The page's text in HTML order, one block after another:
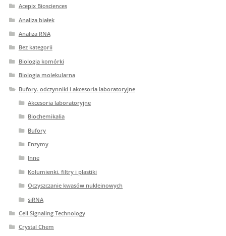
Acepix Biosciences
Analiza białek
Analiza RNA
Bez kategorii
Biologia komórki
Biologia molekularna
Bufory. odczynniki i akcesoria laboratoryjne
Akcesoria laboratoryjne
Biochemikalia
Bufory
Enzymy
Inne
Kolumienki. filtry i plastiki
Oczyszczanie kwasów nukleinowych
siRNA
Cell Signaling Technology
Crystal Chem